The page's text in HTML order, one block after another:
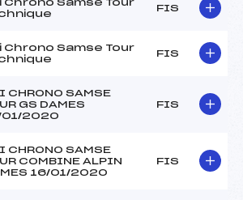
Chrono Samse Tour
FIS
Chrono Samse Tour
FIS
CHRONO SAMSE
GS DAMES
01/2020
FIS
CHRONO SAMSE
COMBINE ALPIN
16/01/2020
FIS